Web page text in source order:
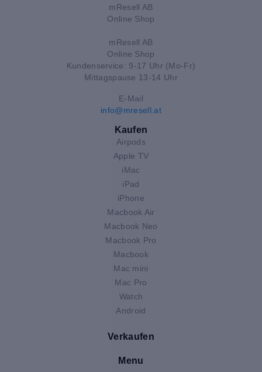
mResell AB
Online Shop
mResell AB
Online Shop
Kundenservice: 9-17 Uhr (Mo-Fr)
Mittagspause 13-14 Uhr
E-Mail
info@mresell.at
Kaufen
Airpods
Apple TV
iMac
iPad
iPhone
Macbook Air
Macbook Neo
Macbook Pro
Macbook
Mac mini
Mac Pro
Watch
Android
Verkaufen
Menu